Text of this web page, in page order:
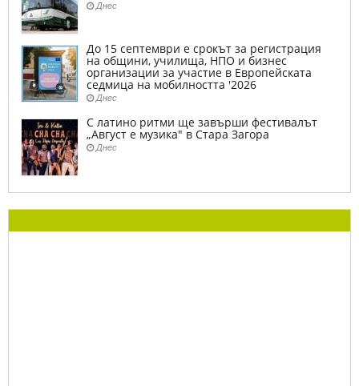
Днес
До 15 септември е срокът за регистрация
на общини, училища, НПО и бизнес
организации за участие в Европейската
седмица на мобилността '2026
Днес
С латино ритми ще завърши фестивалът
„Август е музика" в Стара Загора
Днес